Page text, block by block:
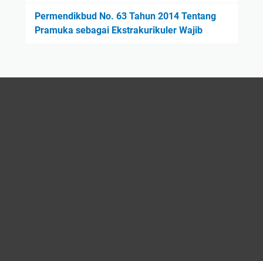
Permendikbud No. 63 Tahun 2014 Tentang
Pramuka sebagai Ekstrakurikuler Wajib